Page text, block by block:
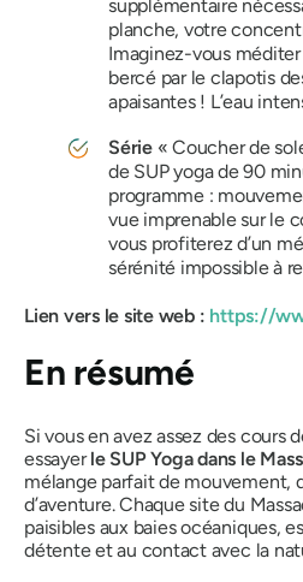
supplémentaire
planche, votre
Imaginez-vous méditer
bercé par le clapotis
apaisantes ! L’eau
Série« Coucher de
de SUP yoga de 90
programme :
vue imprenable sur le
vous profiterez d’un
sérénité impossible à
Lien vers le site web : https://
En résumé
Si vous en avez assez des cours
essayerle SUP Yoga dans le
mélange parfait de mouvement,
d’aventure. Chaque site du
paisibles aux baies océaniques,
détente et au contact avec la